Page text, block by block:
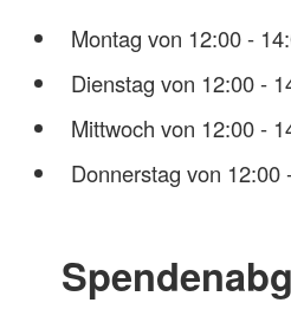
Montag von 12:00 -
Dienstag von 12:00 -
Mittwoch von 12:00 -
Donnerstag von 12:00